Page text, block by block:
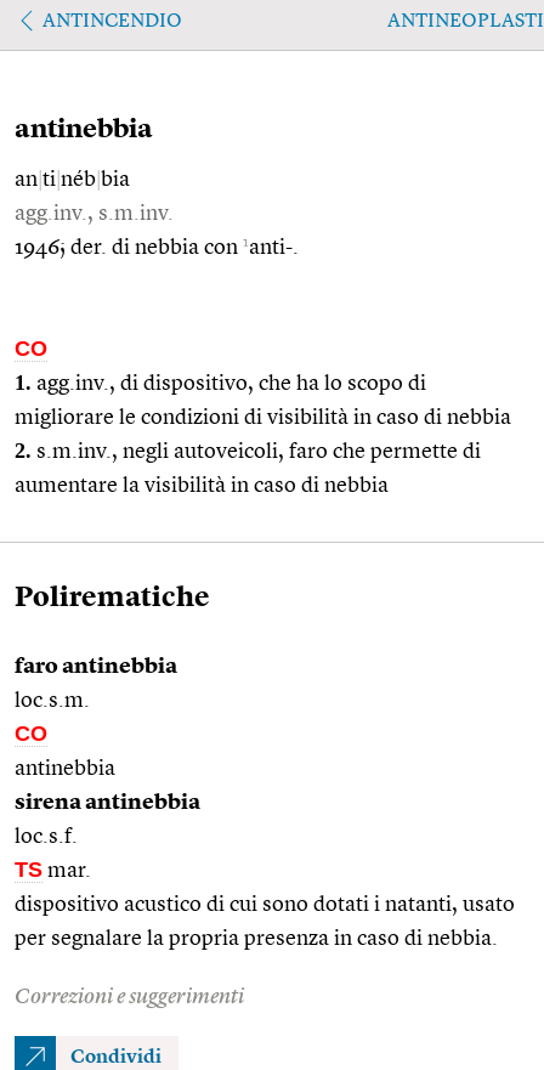
ANTINCENDIO
antinebbia
an ti néb bia
agg.inv., s.m.inv.
1946; der. di nebbia con 1anti-.
CO
1. agg.inv., di dispositivo, che ha lo scopo di
migliorare le condizioni di visibilità in caso di nebbia
2. s.m.inv., negli autoveicoli, faro che permette di
aumentare la visibilità in caso di nebbia
Polirematiche
faro antinebbia
loc.s.m.
CO
antinebbia
sirena antinebbia
loc.s.f.
TS mar.
dispositivo acustico di cui sono dotati i natanti, usato
per segnalare la propria presenza in caso di nebbia.
Correzioni e suggerimenti
Condividi